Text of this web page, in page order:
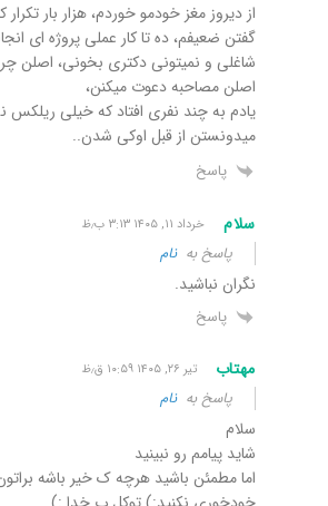
از دیروز مغز خودمو خوردم، هزار بار
گفتن ضعیفم، ده تا کار عملی پروژه ای
شاغلی و نمیتونی دکتری بخونی، اصلن
اصلن مصاحبه دعوت میکنن،
یادم به چند نفری افتاد که خیلی
میدونستن از قبل اوکی شدن..
پاسخ
سلام خرداد ۱۱, ۱۴۰۵ ۳:۱۳ ب٫ظ
پاسخ بهنام
نگران نباشید.‌
پاسخ
مهتاب تیر ۲۶, ۱۴۰۵ ۱۰:۵۹ ق٫ظ
پاسخ بهنام
سلام
شاید پیامم رو نبینید
اما مطمئن باشید هرچه ک خیر باشه